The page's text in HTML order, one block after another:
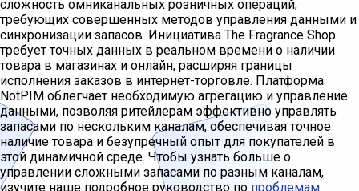
сложность омниканальных розничных операций,
требующих совершенных методов управления данными и
синхронизации запасов. Инициатива The Fragrance Shop
требует точных данных в реальном времени о наличии
товара в магазинах и онлайн, расширяя границы
исполнения заказов в интернет-торговле. Платформа
NotPIM облегчает необходимую агрегацию и управление
данными, позволяя ритейлерам эффективно управлять
запасами по нескольким каналам, обеспечивая точное
наличие товара и безупречный опыт для покупателей в
этой динамичной среде. Чтобы узнать больше о
управлении сложными запасами по разным каналам,
изучите наше подробное руководство по проблемам